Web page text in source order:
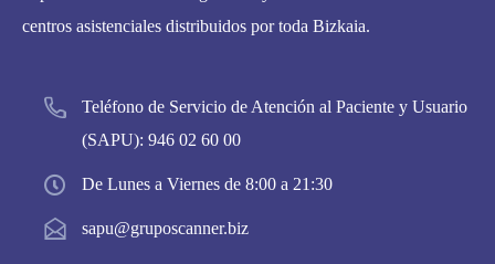
centros asistenciales distribuidos por toda Bizkaia.
Teléfono de Servicio de Atención al Paciente y Usuario
(SAPU): 946 02 60 00
De Lunes a Viernes de 8:00 a 21:30
sapu@gruposcanner.biz